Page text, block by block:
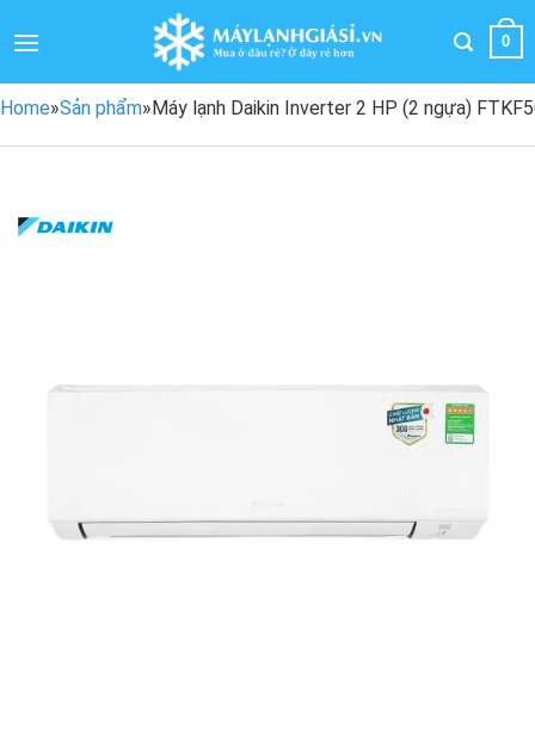
qua
dung
0
Home»Sản phẩm»Máy lạnh Daikin Inverter 2 HP (2 ngựa)